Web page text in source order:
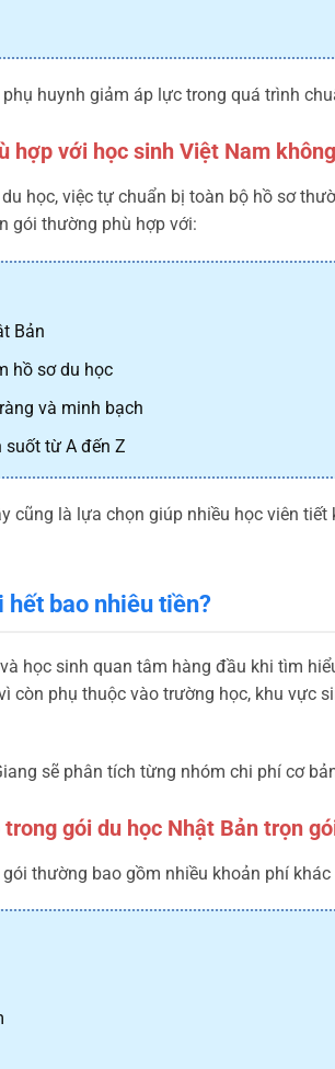
huynh giảm áp lực trong quá trình
hợp với học sinh Việt Nam
học, việc tự chuẩn bị toàn bộ hồ sơ
gói thường phù hợp với:
Bản
hồ sơ du học
và minh bạch
từ A đến Z
cũng là lựa chọn giúp nhiều học viên
hết bao nhiêu tiền?
học sinh quan tâm hàng đầu khi tìm
còn phụ thuộc vào trường học, khu vực
sẽ phân tích từng nhóm chi phí cơ
gói du học Nhật Bản trọn
thường bao gồm nhiều khoản phí